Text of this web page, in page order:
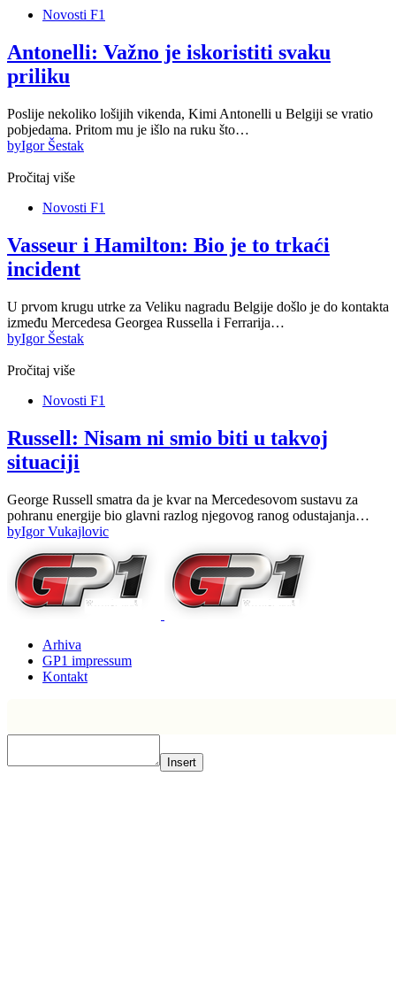
Novosti F1
Antonelli: Važno je iskoristiti svaku
priliku
Poslije nekoliko lošijih vikenda, Kimi Antonelli u Belgiji se vratio
pobjedama. Pritom mu je išlo na ruku što…
byIgor Šestak
Pročitaj više
Novosti F1
Vasseur i Hamilton: Bio je to trkaći
incident
U prvom krugu utrke za Veliku nagradu Belgije došlo je do kontakta
između Mercedesa Georgea Russella i Ferrarija…
byIgor Šestak
Pročitaj više
Novosti F1
Russell: Nisam ni smio biti u takvoj
situaciji
George Russell smatra da je kvar na Mercedesovom sustavu za
pohranu energije bio glavni razlog njegovog ranog odustajanja…
byIgor Vukajlovic
Arhiva
GP1 impressum
Kontakt
Insert